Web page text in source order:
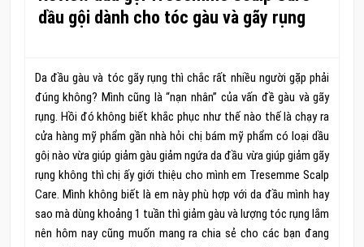
dầu gội dành cho tóc gàu và gãy rụng
Da đầu gàu và tóc gãy rụng thì chắc rất nhiều người gặp phải
đúng không? Mình cũng là “nạn nhân” của vấn đề gàu và gãy
rụng. Hồi đó không biết khắc phục như thế nào thế là chạy ra
cửa hàng mỹ phẩm gần nhà hỏi chị bám mỹ phẩm có loại dầu
gôị nào vừa giúp giảm gàu giảm ngứa da đầu vừa giúp giảm gãy
rụng không thì chị ấy giới thiệu cho mình em Tresemme Scalp
Care. Mình không biết là em này phù hợp với da đầu mình hay
sao mà dùng khoảng 1 tuần thì giảm gàu và lượng tóc rụng lắm
nên hôm nay cũng muốn mang ra chia sẻ cho các bạn đang